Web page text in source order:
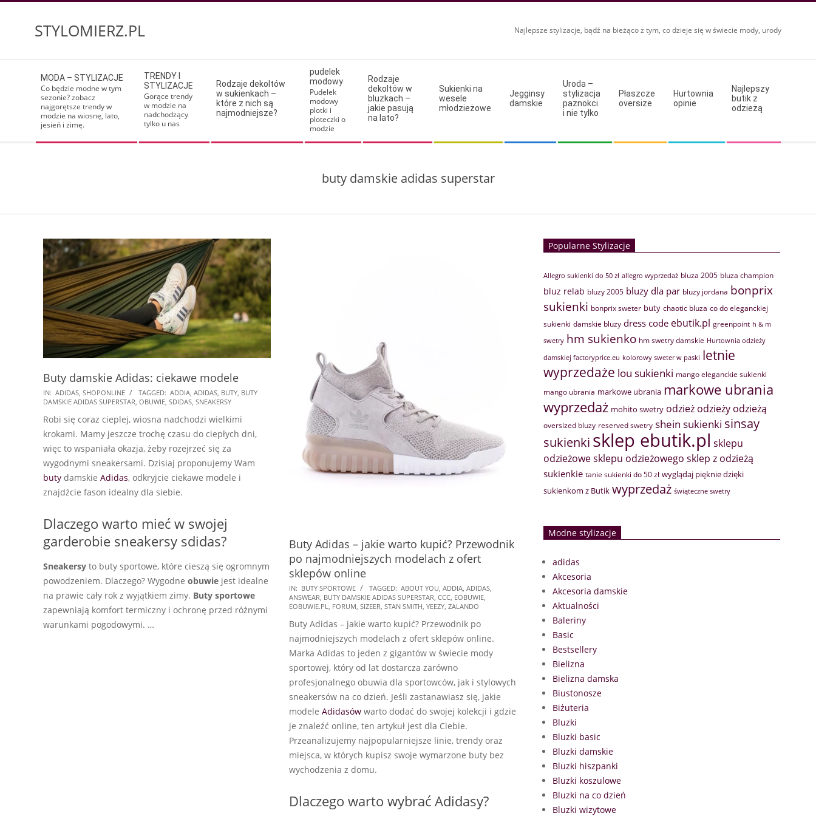
STYLOMIERZ.PL Najlepsze stylizacje, bądź na bieżąco z tym, co dzieje się w świecie mody, urody
Navigation
Menu
MODA – STYLIZACJE
Co będzie modne w tym
sezonie? zobacz
najgorętsze trendy w
modzie na wiosnę, lato,
jesień i zimę.
TRENDY I
STYLIZACJE
Gorące trendy
w modzie na
nadchodzący
tylko u nas
Rodzaje dekoltów
w sukienkach –
które z nich są
najmodniejsze?
pudelek
modowy
Pudelek
modowy
plotki i
ploteczki o
modzie
Rodzaje
dekoltów w
bluzkach –
jakie pasują
na lato?
Sukienki na
wesele
młodzieżowe
Jegginsy
damskie
Uroda –
stylizacja
paznokci
i nie tylko
Płaszcze
oversize
Hurtownia
opinie
Najlepszy
butik z
odzieżą
buty damskie adidas superstar
Buty damskie Adidas: ciekawe modele
2026-
02-
15
IN: ADIDAS, SHOPONLINE TAGGED: ADDIA, ADIDAS, BUTY, BUTY
DAMSKIE ADIDAS SUPERSTAR, OBUWIE, SDIDAS, SNEAKERSY
Robi się coraz cieplej, wiosna nadchodzi wielkimi
krokami. Mamy jeszcze trochę czasu do ciepłych dni,
więc to wspaniała okazja, żeby rozejrzeć się za
wygodnymi sneakersami. Dzisiaj proponujemy Wam
buty damskie Adidas, odkryjcie ciekawe modele i
znajdźcie fason idealny dla siebie.
Dlaczego warto mieć w swojej
garderobie sneakersy sdidas?
Sneakersy to buty sportowe, które cieszą się ogromnym
powodzeniem. Dlaczego? Wygodne obuwie jest idealne
na prawie cały rok z wyjątkiem zimy. Buty sportowe
zapewniają komfort termiczny i ochronę przed różnymi
warunkami pogodowymi. …
Buty Adidas – jakie warto kupić? Przewodnik
po najmodniejszych modelach z ofert
sklepów online
2024-
11-
IN: BUTY SPORTOWE TAGGED: ABOUT YOU ADDIA ADIDAS
ANSWEAR BUTY DAMSKIE ADIDAS SUPERSTAR CCC EOBUWIE
EOBUWIE.PL
FORUM SIZEER STAN SMITH YEEZY ZALANDO
Buty Adidas – jakie warto kupić? Przewodnik po
najmodniejszych modelach z ofert sklepów online.
Marka Adidas to jeden z gigantów w świecie mody
sportowej, który od lat dostarcza zarówno
profesjonalnego obuwia dla sportowców, jak i stylowych
sneakersów na co dzień. Jeśli zastanawiasz się, jakie
modele Adidasów warto dodać do swojej kolekcji i gdzie
je znaleźć online, ten artykuł jest dla Ciebie.
Przeanalizujemy najpopularniejsze linie, trendy oraz
miejsca, w których kupisz swoje wymarzone buty bez
wychodzenia z domu.
Dlaczego warto wybrać Adidasy?
Popularne Stylizacje
Allegro sukienki do 50 zł allegro wyprzedaż bluza 2005 bluza champion
bluz relab bluzy 2005 bluzy dla par bluzy jordana bonprix
sukienki bonprix sweter buty chaotic bluza co do eleganckiej
sukienki damskie bluzy dress code ebutik.pl greenpoint h & m
swetry hm sukienko hm swetry damskie Hurtownia odzieży
damskiej factoryprice.eu kolorowy sweter w paski letnie
wyprzedaże lou sukienki mango eleganckie sukienki
mango ubrania markowe ubrania markowe ubrania
wyprzedaż mohito swetry odzież odzieży odzieżą
oversized bluzy reserved swetry shein sukienki sinsay
sukienki sklep ebutik.pl sklepu
odzieżowesklepu odzieżowego sklep z odzieżą
sukienkie tanie sukienki do 50 zł wyglądaj pięknie dzięki
sukienkom z Butik wyprzedaż świąteczne swetry
Modne stylizacje
adidas
Akcesoria
Akcesoria damskie
Aktualności
Baleriny
Basic
Bestsellery
Bielizna
Bielizna damska
Biustonosze
Biżuteria
Bluzki
Bluzki basic
Bluzki damskie
Bluzki hiszpanki
Bluzki koszulowe
Bluzki na co dzień
Bluzki wizytowe